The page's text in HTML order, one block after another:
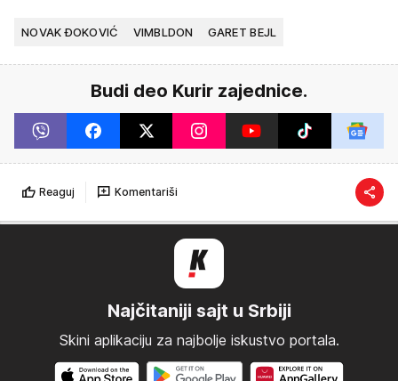
NOVAK ĐOKOVIĆ VIMBLDON GARET BEJL
Budi deo Kurir zajednice.
Reaguj Komentariši
Najčitaniji sajt u Srbiji
Skini aplikaciju za najbolje iskustvo portala.